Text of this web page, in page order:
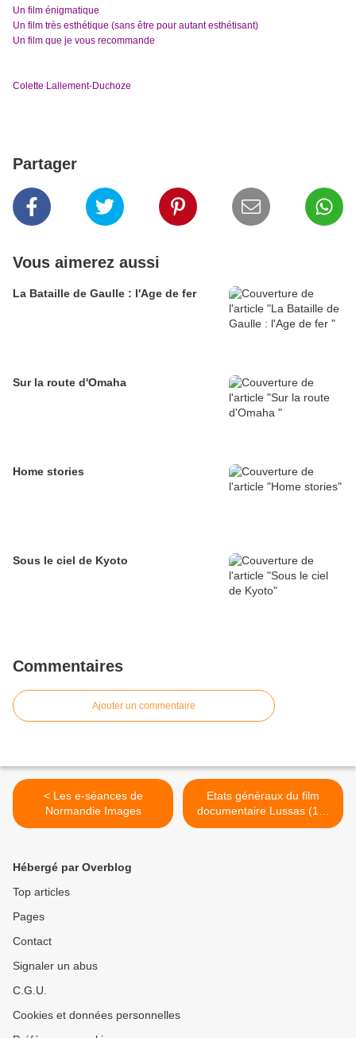
Un film énigmatique
Un film très esthétique (sans être pour autant esthétisant)
Un film que je vous recommande
Colette Lallement-Duchoze
Partager
Vous aimerez aussi
La Bataille de Gaulle : l'Age de fer
Sur la route d'Omaha
Home stories
Sous le ciel de Kyoto
Commentaires
Ajouter un commentaire
< Les e-séances de
Normandie Images
Etats généraux du film
documentaire Lussas (17-
22 août 2020) >
Hébergé par Overblog
Top articles
Pages
Contact
Signaler un abus
C.G.U.
Cookies et données personnelles